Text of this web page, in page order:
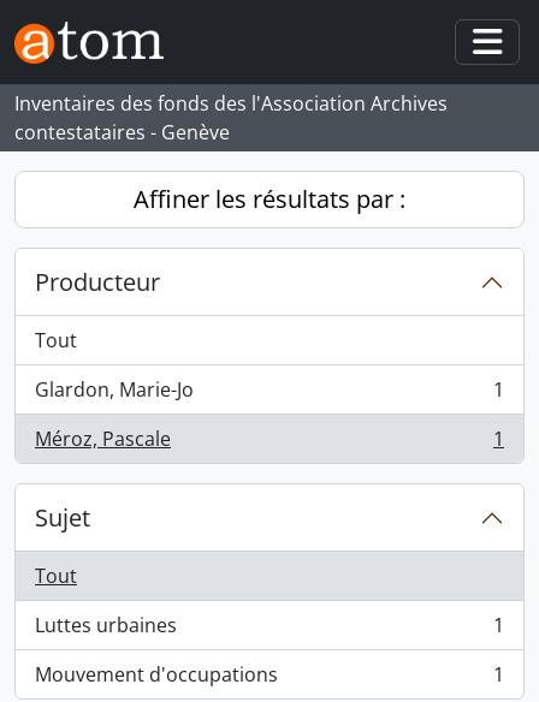
Skip to main content
Inventaires des fonds des l'Association Archives
contestataires - Genève
Affiner les résultats par :
Producteur
Tout
Glardon, Marie-Jo
, 1 résultats
1
Méroz, Pascale
, 1 résultats 1
Sujet
Tout
Luttes urbaines
, 1 résultats
1
Mouvement d'occupations
, 1 résultats 1